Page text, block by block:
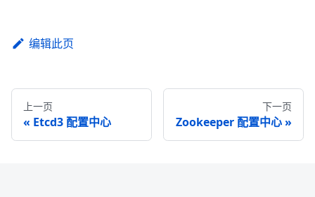
编辑此页
上一页
Etcd3 配置中心
下一页
Zookeeper 配置中心